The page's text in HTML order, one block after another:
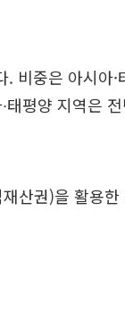
비중은 아시아·
평양 지역은
산권)을 활용